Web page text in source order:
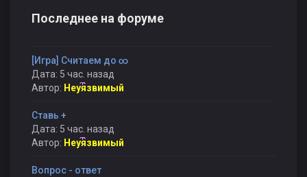
Последнее на форуме
[Игра] Считаем до ∞
Дата: 5 час. назад
Автор: Неуязвимый
Ставь +
Дата: 5 час. назад
Автор: Неуязвимый
Вопрос - ответ